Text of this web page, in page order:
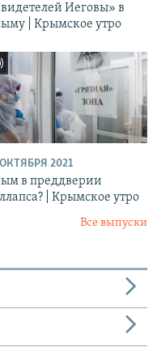
Иеговы» в
| Крымское утро
2021
в преддверии
| Крымское утро
Все выпуски